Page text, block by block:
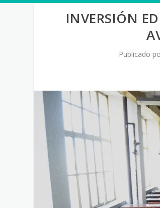
INVERSIÓN
Publicado